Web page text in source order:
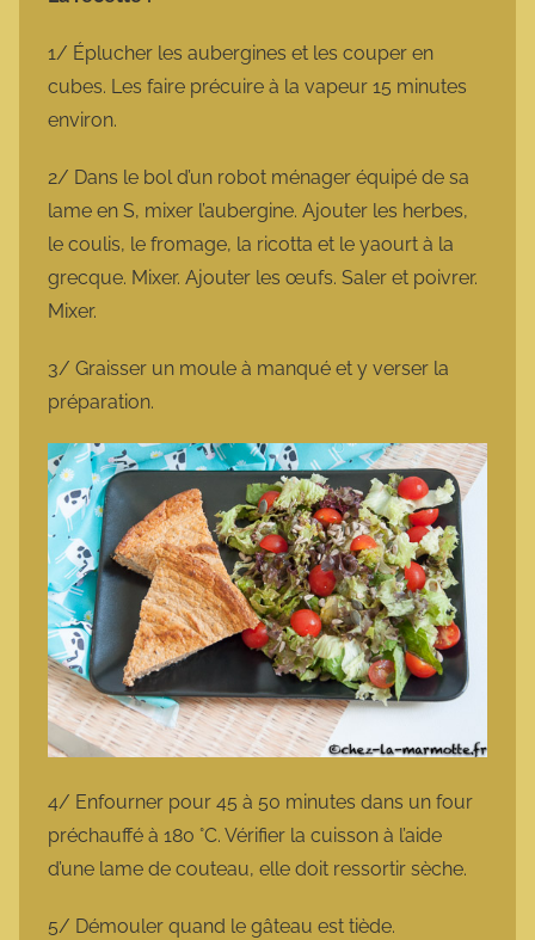
1/ Éplucher les aubergines et les couper en
cubes. Les faire précuire à la vapeur 15 minutes
environ.
2/ Dans le bol d’un robot ménager équipé de sa
lame en S, mixer l’aubergine. Ajouter les herbes,
le coulis, le fromage, la ricotta et le yaourt à la
grecque. Mixer. Ajouter les œufs. Saler et poivrer.
Mixer.
3/ Graisser un moule à manqué et y verser la
préparation.
4/ Enfourner pour 45 à 50 minutes dans un four
préchauffé à 180 °C. Vérifier la cuisson à l’aide
d’une lame de couteau, elle doit ressortir sèche.
5/ Démouler quand le gâteau est tiède.